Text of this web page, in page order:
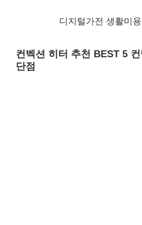
디지털가전 생활미
컨벡션 히터 추천 BEST 5
단점